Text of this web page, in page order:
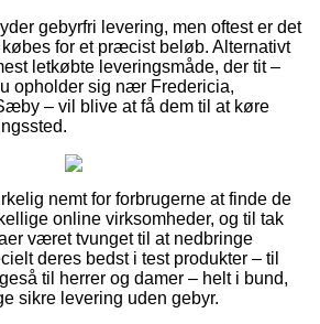
gebyrfri levering, men oftest er det
for et præcist beløb. Alternativt
letkøbte leveringsmåde, der tit –
opholder sig nær Fredericia,
– vil blive at få dem til at køre
nemt for forbrugerne at finde de
online virksomheder, og til tak
været tvunget til at nedbringe
deres bedst i test produkter – til
til herrer og damer – helt i bund,
sikre levering uden gebyr.